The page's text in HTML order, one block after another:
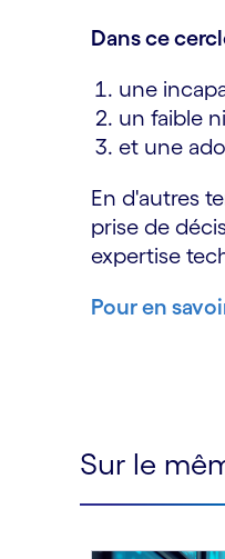
Dans ce
une
un faible
et une
En d'autres
prise de
expertise
Pour en
Sur le